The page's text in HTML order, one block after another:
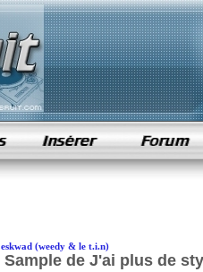
eskwad (weedy & le t.i.n)
Sample de J'ai plus de